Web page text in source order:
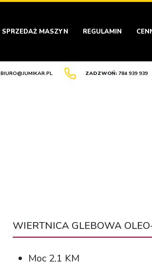
SPRZEDAŻ MASZYN REGULAMIN
BIURO@JUMIKAR.PL ZADZWOŃ: 784 939 939
WIERTNICA GLEBOWA
Moc 2,1 KM